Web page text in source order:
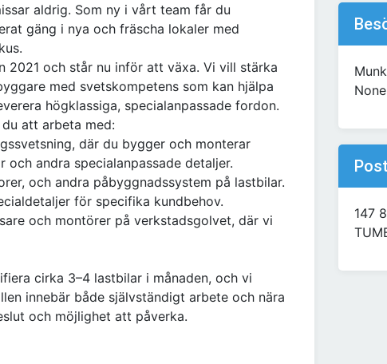
aldrig. Som ny i vårt team får du
gäng i nya och fräscha lokaler med
2021 och står nu inför att växa. Vi vill stärka
med svetskompetens som kan hjälpa
högklassiga, specialanpassade fordon.
att arbeta med:
där du bygger och monterar
andra specialanpassade detaljer.
och andra påbyggnadssystem på lastbilar.
för specifika kundbehov.
och montörer på verkstadsgolvet, där vi
cirka 3–4 lastbilar i månaden, och vi
innebär både självständigt arbete och nära
och möjlighet att påverka.
None
147